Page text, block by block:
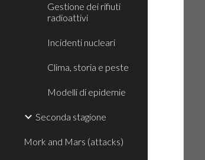
Gestione dei rifiuti
radioattivi
Incidenti nucleari
Clima, storia e peste
Modelli di epidemie
Seconda stagione
Mork and Mars (attacks)